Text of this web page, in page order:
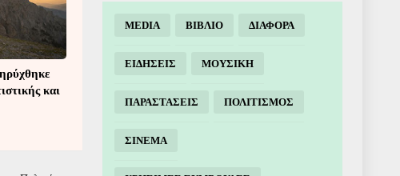
και
MEDIA ΒΙΒΛΙΟ ΔΙΑΦΟΡΑ
ΕΙΔΗΣΕΙΣ ΜΟΥΣΙΚΗ
ΠΑΡΑΣΤΑΣΕΙΣ ΠΟΛΙΤΙΣΜΟΣ
ΣΙΝΕΜΑ